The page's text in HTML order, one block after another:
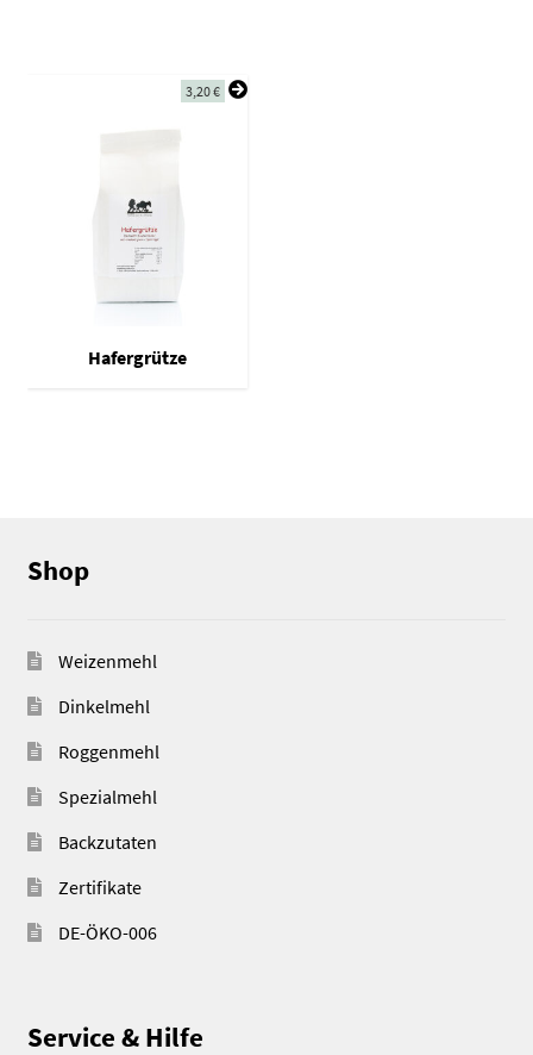
3,20€
Hafergrütze
Shop
Weizenmehl
Dinkelmehl
Roggenmehl
Spezialmehl
Backzutaten
Zertifikate
DE-ÖKO-006
Service & Hilfe